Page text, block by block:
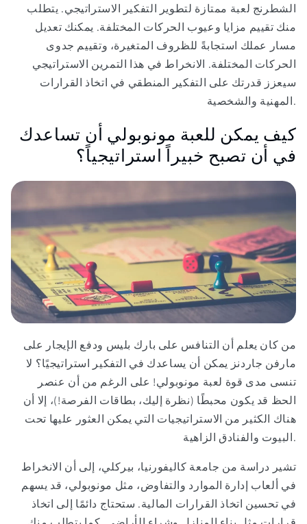
الشطرنج لعبة ممتازة لتطوير التفكير الاستراتيجي. يتطلب
منك تقييم مزايا وعيوب الحركات المختلفة. يمكنك تعديل
مسار عملك استجابةً للظروف المتغيرة، وتقييم جدوى
الحركات المختلفة. الانخراط في هذا التمرين الاستراتيجي
سيعزز قدرتك على التفكير المنطقي في اتخاذ القرارات
المهنية والشخصية.
كيف يمكن للعبة مونوبولي أن تساعدك
في أن تصبح خبيراً استراتيجياً؟
من كان يعلم أن التنافس على بارك بليس ودفع الإيجار على
مارفن جاردنز يمكن أن يساعدك في التفكير استراتيجيًا؟ لا
تنسى مدى قوة لعبة مونوبولي! على الرغم من أن عنصر
الحظ قد يكون محبطًا (نظرة إليك، بطاقات الفرصة!)، إلا أن
هناك الكثير من الاستراتيجيات التي يمكن العثور عليها تحت
البيوت والفنادق الزاهية.
تشير دراسة من جامعة كاليفورنيا، بيركلي، إلى أن الانخراط
في ألعاب إدارة الموارد والتفاوض، مثل مونوبولي، قد يسهم
في تحسين اتخاذ القرارات المالية. ستحتاج دائمًا إلى اتخاذ